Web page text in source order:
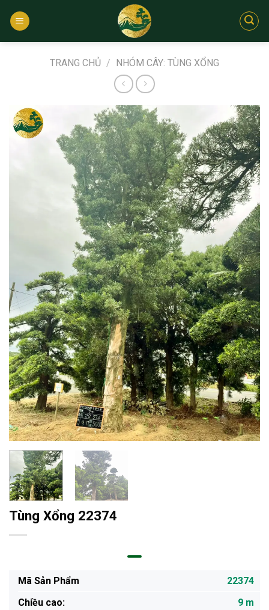
qua
TRANG CHỦ / NHÓM CÂY: TÙNG XỔNG
Tùng Xổng 22374
Mã Sản Phẩm
22374
Chiều cao:
9 m